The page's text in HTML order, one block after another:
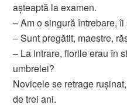
aşteaptă la examen.
– Am o singură întrebare,
– Sunt pregătit, maestre,
– La intrare, florile erau în
umbrelei?
Novicele se retrage
de trei ani.